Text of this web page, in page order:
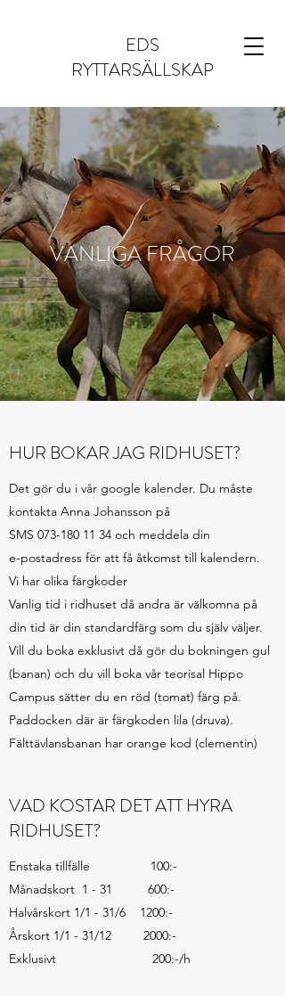
EDS
RYTTARSÄLLSKAP
VANLIGA FRÅGOR
HUR BOKAR JAG RIDHUSET?
Det gör du i vår google kalender. Du måste
kontakta Anna Johansson på
SMS 073-180 11 34 och meddela din
e-postadress för att få åtkomst till kalendern.
Vi har olika färgkoder
Vanlig tid i ridhuset då andra är välkomna på
din tid är din standardfärg som du själv väljer.
Vill du boka exklusivt då gör du bokningen gul
(banan) och du vill boka vår teorisal Hippo
Campus sätter du en röd (tomat) färg på.
Paddocken där är färgkoden lila (druva).
Fälttävlansbanan har orange kod (clementin)
VAD KOSTAR DET ATT HYRA
RIDHUSET?
Enstaka tillfälle 100:-
Månadskort 1 - 31 600:-
Halvårskort 1/1 - 31/6 1200:-
Årskort 1/1 - 31/12 2000:-
Exklusivt 200:-/h